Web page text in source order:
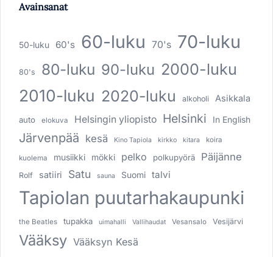
Avainsanat
50-luku 60's 60-luku 70's 70-luku
80's 80-luku 90-luku 2000-luku
2010-luku 2020-luku alkoholi Asikkala
auto elokuva Helsingin yliopisto Helsinki In English
Järvenpää kesä Kino Tapiola kirkko kitara koira
kuolema musiikki mökki pelko polkupyörä Päijänne
Rolf satiiri Satu sauna Suomi talvi
Tapiolan puutarhakaupunki
the Beatles tupakka uimahalli Vallihaudat Vesansalo Vesijärvi
Vääksy Vääksyn Kesä